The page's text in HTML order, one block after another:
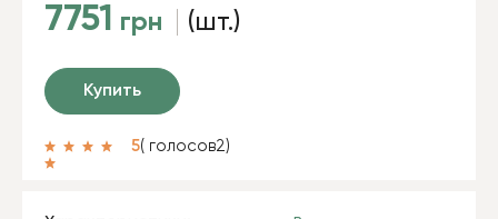
7751 грн (шт.)
Купить
5( голосов2)